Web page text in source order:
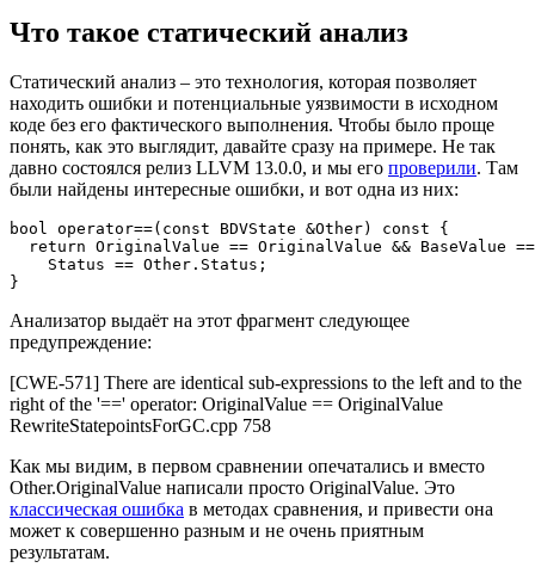
Что такое статический анализ
Статический анализ – это технология, которая позволяет
находить ошибки и потенциальные уязвимости в исходном
коде без его фактического выполнения. Чтобы было проще
понять, как это выглядит, давайте сразу на примере. Не так
давно состоялся релиз LLVM 13.0.0, и мы его проверили. Там
были найдены интересные ошибки, и вот одна из них:
bool operator==(const BDVState &Other) const {
return OriginalValue == OriginalValue && BaseValue
    Status == Other.Status;
}
Анализатор выдаёт на этот фрагмент следующее
предупреждение:
[CWE-571] There are identical sub-expressions to the left and to the
right of the '==' operator: OriginalValue == OriginalValue
RewriteStatepointsForGC.cpp 758
Как мы видим, в первом сравнении опечатались и вместо
Other.OriginalValue написали просто OriginalValue. Это
классическая ошибка в методах сравнения, и привести она
может к совершенно разным и не очень приятным
результатам.